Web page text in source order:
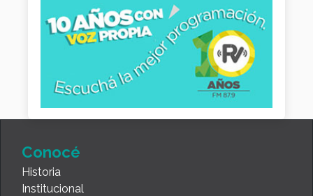
Conocé
Historia
Institucional